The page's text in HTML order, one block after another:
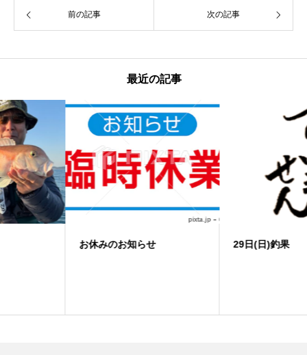
前の記事 次の記事
最近の記事
お休みのお知らせ 29日(日)釣果 ノマセ便